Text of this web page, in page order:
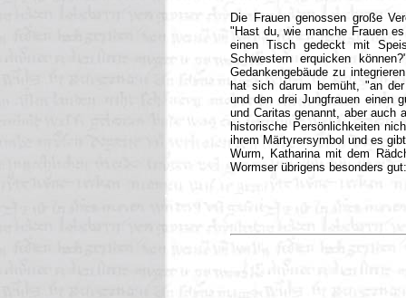
Die Frauen genossen große
"Hast du, wie manche Frauen
einen Tisch gedeckt mit
Schwestern erquicken
Gedankengebäude zu
hat sich darum bemüht, "an
und den drei Jungfrauen einen
und Caritas genannt, aber auch
historische Persönlichkeiten
ihrem Märtyrersymbol und es
Wurm, Katharina mit dem
Wormser übrigens besonders